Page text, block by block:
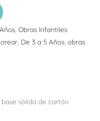
, Obras Infantiles
, De 3 a 5 Años, obras
sólida de cartón